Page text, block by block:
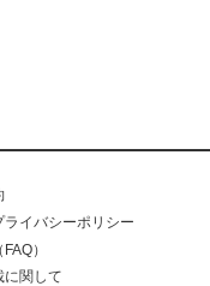
ライバシーポリシー
）
に関して